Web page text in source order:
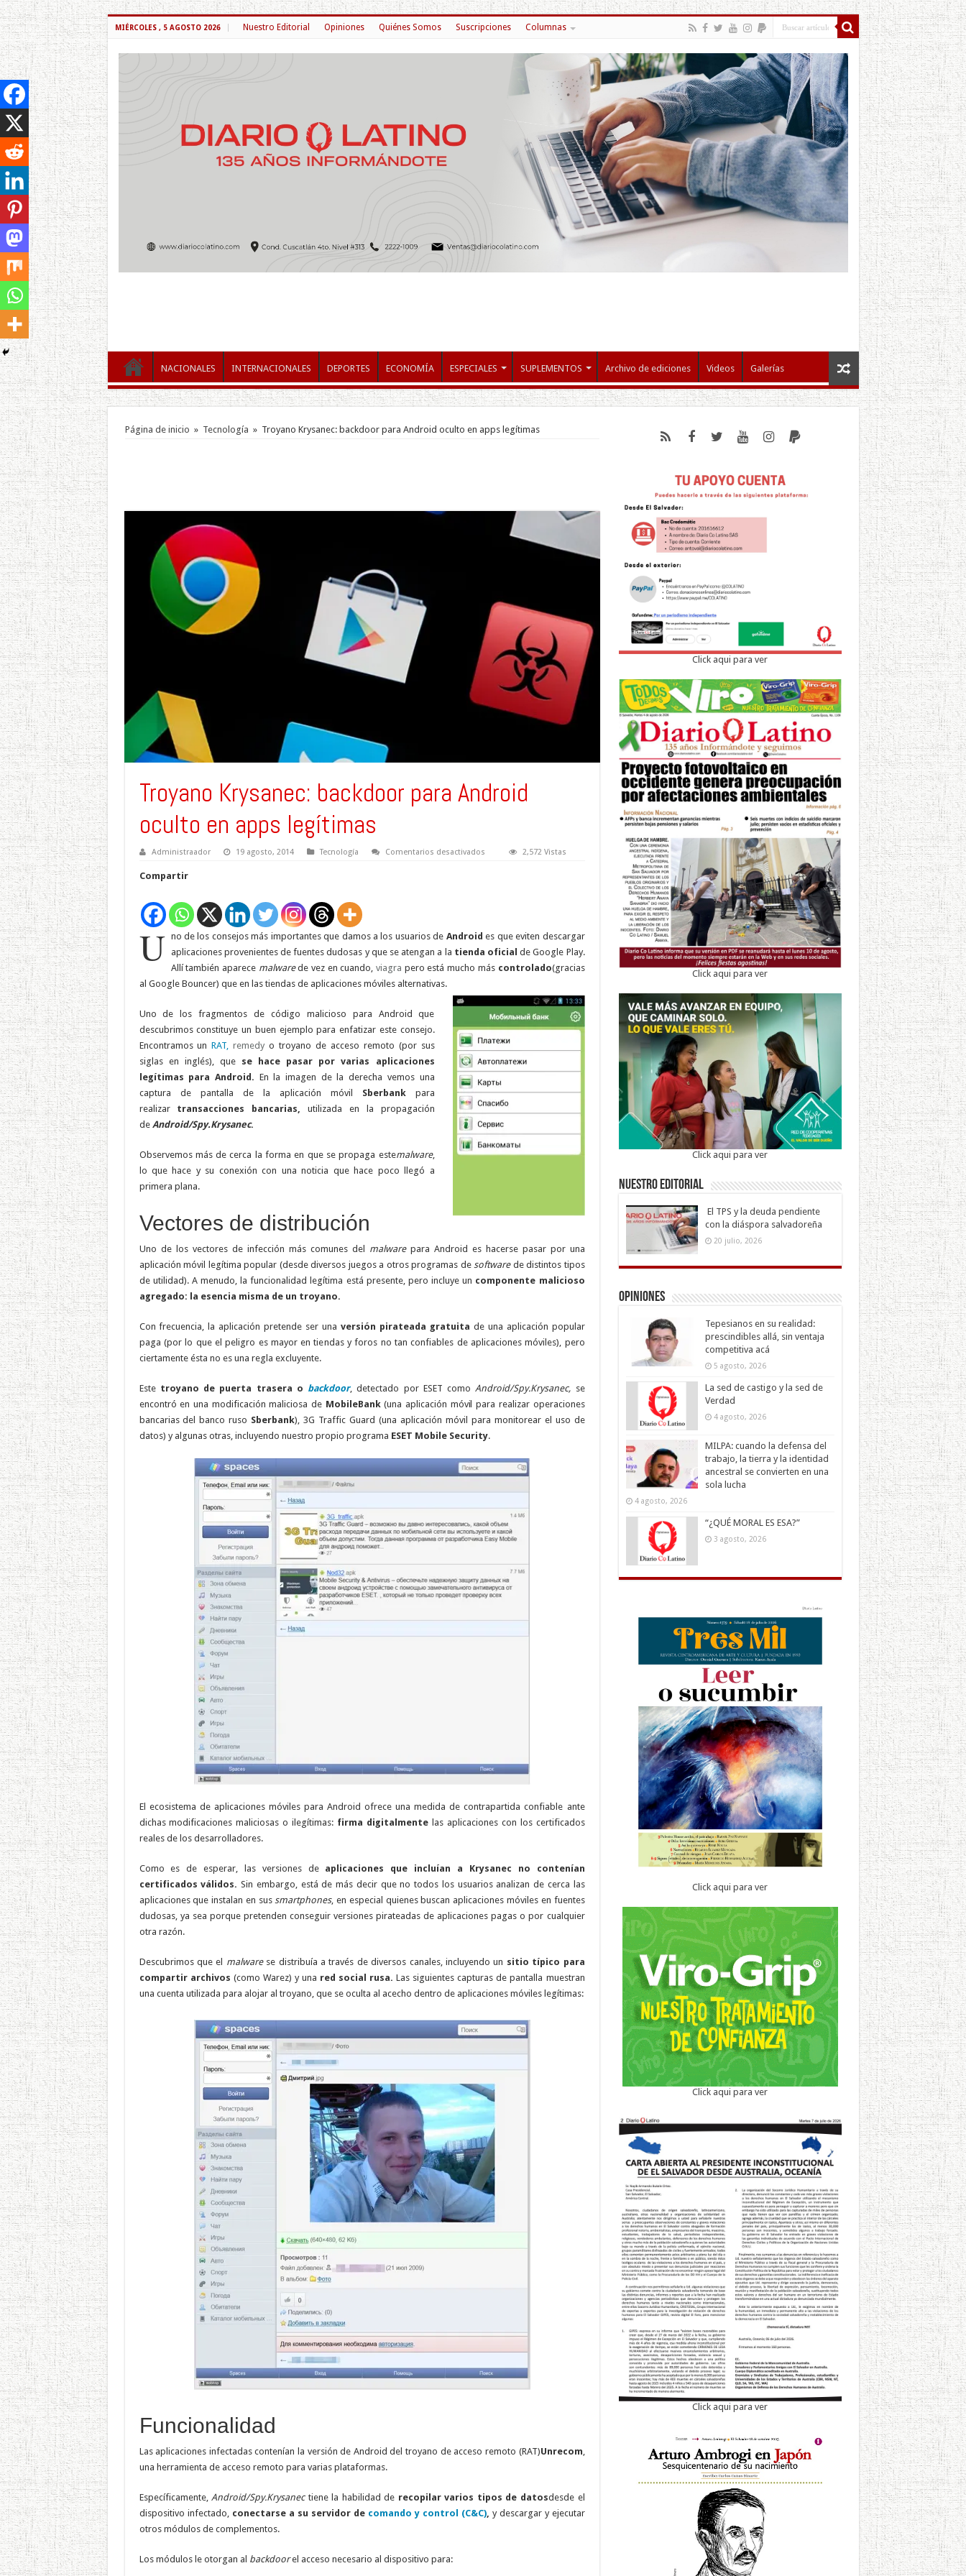
MIÉRCOLES , 5 AGOSTO 2026 Nuestro Editorial Opiniones Quiénes Somos Suscripciones Columnas
NACIONALES INTERNACIONALES DEPORTES ECONOMÍA ESPECIALES SUPLEMENTOS Archivo de ediciones Videos Galerías
Página de inicio » Tecnología » Troyano Krysanec: backdoor para Android oculto en apps legítimas
Troyano Krysanec: backdoor para Android
oculto en apps legítimas
Administraador 19 agosto, 2014 Tecnología Comentarios desactivadosen
legítimas
2,572 Vistas
Compartir
U no de los consejos más importantes que damos a los usuarios de Android es que eviten descargar
aplicaciones provenientes de fuentes dudosas y que se atengan a la tienda oficial de Google Play.
Allí también aparece malwarede vez en cuando,viagra pero está mucho más controlado(gracias
al Google Bouncer) que en las tiendas de aplicaciones móviles alternativas.
Uno de los fragmentos de código malicioso para Android que
descubrimos constituye un buen ejemplo para enfatizar este consejo.
Encontramos unRAT,remedy o troyano de acceso remoto (por sus
siglas en inglés), que se hace pasar por varias aplicaciones
legítimas para Android. En la imagen de la derecha vemos una
captura de pantalla de la aplicación móvil
Sberbank para
realizartransacciones bancarias, utilizada en la propagación
de Android/Spy.Krysanec.
Observemos más de cerca la forma en que se propaga estemalware,
lo que hace y su conexión con una noticia que hace poco llegó a
primera plana.
Vectores de distribución
Uno de los vectores de infección más comunes del malwarepara Android es hacerse pasar por una
aplicación móvil legítima popular (desde diversos juegos a otros programas de softwarede distintos tipos
de utilidad). A menudo, la funcionalidad legítima está presente, pero incluye un componente malicioso
agregado: la esencia misma de un troyano.
Con frecuencia, la aplicación pretende ser una versión pirateada gratuita de una aplicación popular
paga (por lo que el peligro es mayor en tiendas y foros no tan confiables de aplicaciones móviles), pero
ciertamente ésta no es una regla excluyente.
Este troyano de puerta trasera o backdoor, detectado por ESET como Android/Spy.Krysanec, se
encontró en una modificación maliciosa de MobileBank(una aplicación móvil para realizar operaciones
bancarias del banco ruso Sberbank), 3G Traffic Guard (una aplicación móvil para monitorear el uso de
datos) y algunas otras, incluyendo nuestro propio programa ESET Mobile Security.
El ecosistema de aplicaciones móviles para Android ofrece una medida de contrapartida confiable ante
dichas modificaciones maliciosas o ilegítimas: firma digitalmentelas aplicaciones con los certificados
reales de los desarrolladores.
Como es de esperar, las versiones de aplicaciones que incluían a Krysanec no contenían
certificados válidos. Sin embargo, está de más decir que no todos los usuarios analizan de cerca las
aplicaciones que instalan en sussmartphones, en especial quienes buscan aplicaciones móviles en fuentes
dudosas, ya sea porque pretenden conseguir versiones pirateadas de aplicaciones pagas o por cualquier
otra razón.
Descubrimos que el malwarese distribuía a través de diversos canales, incluyendo un sitio típico para
compartir archivos (como Warez) y una red social rusa. Las siguientes capturas de pantalla muestran
una cuenta utilizada para alojar al troyano, que se oculta al acecho dentro de aplicaciones móviles legítimas:
Funcionalidad
Las aplicaciones infectadas contenían la versión de Android del troyano de acceso remoto (RAT)Unrecom,
una herramienta de acceso remoto para varias plataformas.
Específicamente,Android/Spy.Krysanectiene la habilidad de recopilar varios tipos de datosdesde el
dispositivo infectado,conectarse a su servidor de comando y control (C&C), y descargar y ejecutar
otros módulos de complementos.
Los módulos le otorgan al backdoorel acceso necesario al dispositivo para:
Click aqui para ver
Click aqui para ver
Click aqui para ver
Nuestro Editorial
El TPS y la deuda pendiente
con la diáspora salvadoreña
20 julio, 2026
Opiniones
Tepesianos en su realidad:
prescindibles allá, sin ventaja
competitiva acá
5 agosto, 2026
La sed de castigo y la sed de
Verdad
4 agosto, 2026
MILPA: cuando la defensa del
trabajo, la tierra y la identidad
ancestral se convierten en una
sola lucha
4 agosto, 2026
“¿QUÉ MORAL ES ESA?”
3 agosto, 2026
Click aqui para ver
Click aqui para ver
Click aqui para ver